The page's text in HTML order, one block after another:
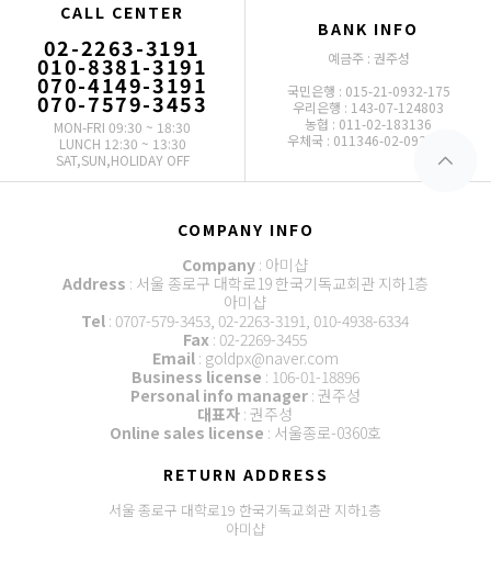
CALL CENTER
02-2263-3191
010-8381-3191
070-4149-3191
070-7579-3453
MON-FRI 09:30 ~ 18:30
LUNCH 12:30 ~ 13:30
SAT,SUN,HOLIDAY OFF
BANK INFO
예금주 : 권주성
국민은행 : 015-21-0932-175
우리은행 : 143-07-124803
농협 : 011-02-183136
우체국 : 011346-02-093772
COMPANY INFO
Company : 아미샵
Address : 서울 종로구 대학로19 한국기독교회관 지하1층
아미샵
Tel : 0707-579-3453, 02-2263-3191, 010-4938-6334
Fax : 02-2269-3455
Email: goldpx@naver.com
Business license : 106-01-18896
Personal info manager: 권주성
대표자 : 권주성
Online sales license : 서울종로-0360호
RETURN ADDRESS
서울 종로구 대학로19 한국기독교회관 지하1층
아미샵